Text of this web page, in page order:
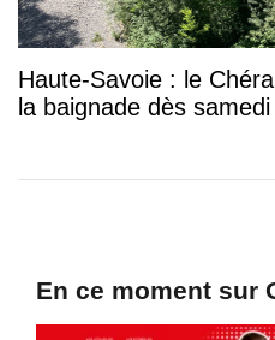
Haute-Savoie : le
la baignade dès samedi
En ce moment sur